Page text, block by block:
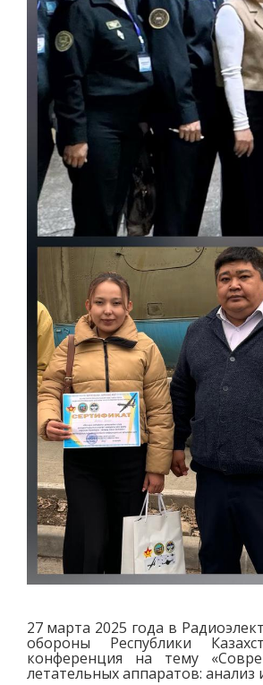
27 марта 2025 года в
обороны Республики
конференция на тему
летательных аппаратов: анализ